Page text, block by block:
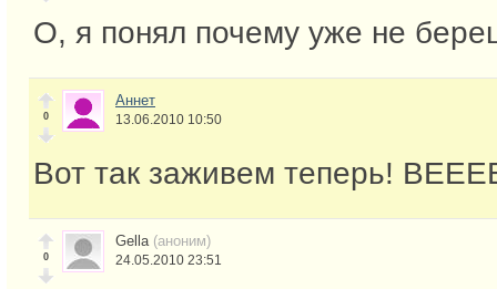
О, я понял почему уже не
0
Аннет
13.06.2010 10:50
Вот так заживем теперь!
0
Gella (аноним)
24.05.2010 23:51